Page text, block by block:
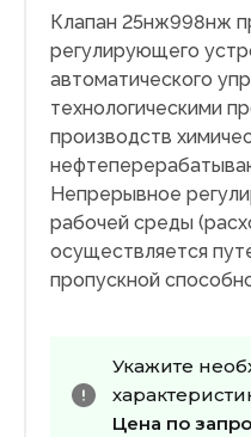
Клапан 25нж998нж
регулирующего
автоматического
технологическими
производств
Непрерывное
рабочей среды
осуществляется
пропускной
Укажите
Цена по